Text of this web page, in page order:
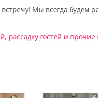
Мы всегда будем
, рассадку гостей и прочие